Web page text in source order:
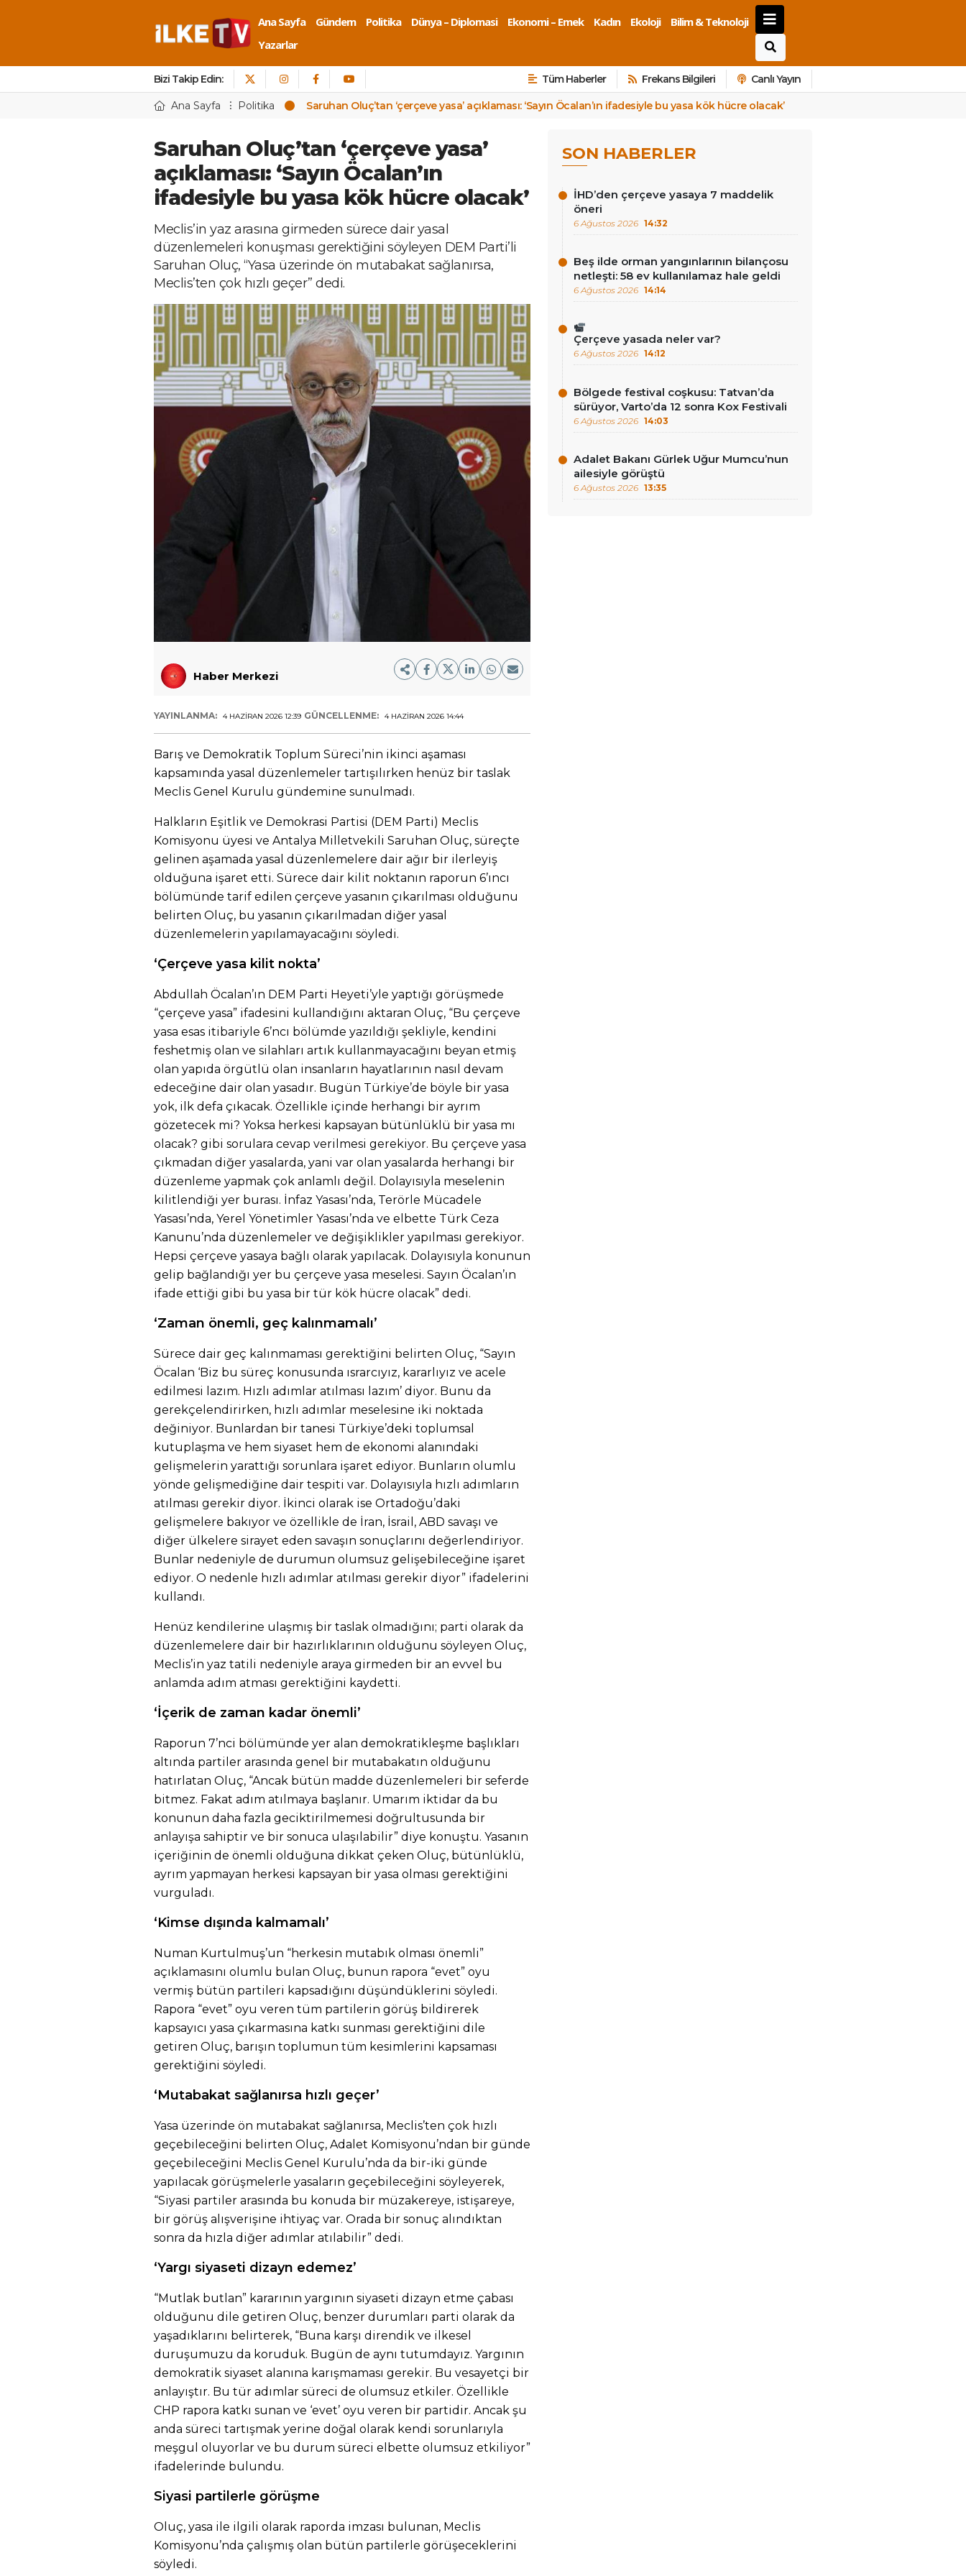
Ana Sayfa Gündem Politika Dünya – Diplomasi Ekonomi – Emek Kadın Ekoloji
Bilim & Teknoloji
Yazarlar
Bizi Takip Edin: Tüm Haberler Frekans Bilgileri Canlı Yayın
Ana Sayfa Politika Saruhan Oluç’tan ‘çerçeve yasa’ açıklaması: ‘Sayın Öcalan’ın ifadesiyle bu yasa kök hücre olacak’
Saruhan Oluç’tan ‘çerçeve yasa’
açıklaması: ‘Sayın Öcalan’ın
ifadesiyle bu yasa kök hücre olacak’
Meclis’in yaz arasına girmeden sürece dair yasal
düzenlemeleri konuşması gerektiğini söyleyen DEM Parti’li
Saruhan Oluç, “Yasa üzerinde ön mutabakat sağlanırsa,
Meclis’ten çok hızlı geçer” dedi.
Haber Merkezi
YAYINLANMA: 4 HAZIRAN 2026 12:39 GÜNCELLENME: 4 HAZIRAN 2026 14:44
Barış ve Demokratik Toplum Süreci’nin ikinci aşaması
kapsamında yasal düzenlemeler tartışılırken henüz bir taslak
Meclis Genel Kurulu gündemine sunulmadı.
Halkların Eşitlik ve Demokrasi Partisi (DEM Parti) Meclis
Komisyonu üyesi ve Antalya Milletvekili Saruhan Oluç, süreçte
gelinen aşamada yasal düzenlemelere dair ağır bir ilerleyiş
olduğuna işaret etti. Sürece dair kilit noktanın raporun 6’ıncı
bölümünde tarif edilen çerçeve yasanın çıkarılması olduğunu
belirten Oluç, bu yasanın çıkarılmadan diğer yasal
düzenlemelerin yapılamayacağını söyledi.
‘Çerçeve yasa kilit nokta’
Abdullah Öcalan’ın DEM Parti Heyeti’yle yaptığı görüşmede
“çerçeve yasa” ifadesini kullandığını aktaran Oluç, “Bu çerçeve
yasa esas itibariyle 6’ncı bölümde yazıldığı şekliyle, kendini
feshetmiş olan ve silahları artık kullanmayacağını beyan etmiş
olan yapıda örgütlü olan insanların hayatlarının nasıl devam
edeceğine dair olan yasadır. Bugün Türkiye’de böyle bir yasa
yok, ilk defa çıkacak. Özellikle içinde herhangi bir ayrım
gözetecek mi? Yoksa herkesi kapsayan bütünlüklü bir yasa mı
olacak? gibi sorulara cevap verilmesi gerekiyor. Bu çerçeve yasa
çıkmadan diğer yasalarda, yani var olan yasalarda herhangi bir
düzenleme yapmak çok anlamlı değil. Dolayısıyla meselenin
kilitlendiği yer burası. İnfaz Yasası’nda, Terörle Mücadele
Yasası’nda, Yerel Yönetimler Yasası’nda ve elbette Türk Ceza
Kanunu’nda düzenlemeler ve değişiklikler yapılması gerekiyor.
Hepsi çerçeve yasaya bağlı olarak yapılacak. Dolayısıyla konunun
gelip bağlandığı yer bu çerçeve yasa meselesi. Sayın Öcalan’ın
ifade ettiği gibi bu yasa bir tür kök hücre olacak” dedi.
‘Zaman önemli, geç kalınmamalı’
Sürece dair geç kalınmaması gerektiğini belirten Oluç, “Sayın
Öcalan ‘Biz bu süreç konusunda ısrarcıyız, kararlıyız ve acele
edilmesi lazım. Hızlı adımlar atılması lazım’ diyor. Bunu da
gerekçelendirirken, hızlı adımlar meselesine iki noktada
değiniyor. Bunlardan bir tanesi Türkiye’deki toplumsal
kutuplaşma ve hem siyaset hem de ekonomi alanındaki
gelişmelerin yarattığı sorunlara işaret ediyor. Bunların olumlu
yönde gelişmediğine dair tespiti var. Dolayısıyla hızlı adımların
atılması gerekir diyor. İkinci olarak ise Ortadoğu’daki
gelişmelere bakıyor ve özellikle de İran, İsrail, ABD savaşı ve
diğer ülkelere sirayet eden savaşın sonuçlarını değerlendiriyor.
Bunlar nedeniyle de durumun olumsuz gelişebileceğine işaret
ediyor. O nedenle hızlı adımlar atılması gerekir diyor” ifadelerini
kullandı.
Henüz kendilerine ulaşmış bir taslak olmadığını; parti olarak da
düzenlemelere dair bir hazırlıklarının olduğunu söyleyen Oluç,
Meclis’in yaz tatili nedeniyle araya girmeden bir an evvel bu
anlamda adım atması gerektiğini kaydetti.
‘İçerik de zaman kadar önemli’
Raporun 7’nci bölümünde yer alan demokratikleşme başlıkları
altında partiler arasında genel bir mutabakatın olduğunu
hatırlatan Oluç, “Ancak bütün madde düzenlemeleri bir seferde
bitmez. Fakat adım atılmaya başlanır. Umarım iktidar da bu
konunun daha fazla geciktirilmemesi doğrultusunda bir
anlayışa sahiptir ve bir sonuca ulaşılabilir” diye konuştu. Yasanın
içeriğinin de önemli olduğuna dikkat çeken Oluç, bütünlüklü,
ayrım yapmayan herkesi kapsayan bir yasa olması gerektiğini
vurguladı.
‘Kimse dışında kalmamalı’
Numan Kurtulmuş’un “herkesin mutabık olması önemli”
açıklamasını olumlu bulan Oluç, bunun rapora “evet” oyu
vermiş bütün partileri kapsadığını düşündüklerini söyledi.
Rapora “evet” oyu veren tüm partilerin görüş bildirerek
kapsayıcı yasa çıkarmasına katkı sunması gerektiğini dile
getiren Oluç, barışın toplumun tüm kesimlerini kapsaması
gerektiğini söyledi.
‘Mutabakat sağlanırsa hızlı geçer’
Yasa üzerinde ön mutabakat sağlanırsa, Meclis’ten çok hızlı
geçebileceğini belirten Oluç, Adalet Komisyonu’ndan bir günde
geçebileceğini Meclis Genel Kurulu’nda da bir-iki günde
yapılacak görüşmelerle yasaların geçebileceğini söyleyerek,
“Siyasi partiler arasında bu konuda bir müzakereye, istişareye,
bir görüş alışverişine ihtiyaç var. Orada bir sonuç alındıktan
sonra da hızla diğer adımlar atılabilir” dedi.
‘Yargı siyaseti dizayn edemez’
“Mutlak butlan” kararının yargının siyaseti dizayn etme çabası
olduğunu dile getiren Oluç, benzer durumları parti olarak da
yaşadıklarını belirterek, “Buna karşı direndik ve ilkesel
duruşumuzu da koruduk. Bugün de aynı tutumdayız. Yargının
demokratik siyaset alanına karışmaması gerekir. Bu vesayetçi bir
anlayıştır. Bu tür adımlar süreci de olumsuz etkiler. Özellikle
CHP rapora katkı sunan ve ‘evet’ oyu veren bir partidir. Ancak şu
anda süreci tartışmak yerine doğal olarak kendi sorunlarıyla
meşgul oluyorlar ve bu durum süreci elbette olumsuz etkiliyor”
ifadelerinde bulundu.
Siyasi partilerle görüşme
Oluç, yasa ile ilgili olarak raporda imzası bulunan, Meclis
Komisyonu’nda çalışmış olan bütün partilerle görüşeceklerini
söyledi.
SON HABERLER
İHD’den çerçeve yasaya 7 maddelik
öneri
6 Ağustos 2026 14:32
Beş ilde orman yangınlarının bilançosu
netleşti: 58 ev kullanılamaz hale geldi
6 Ağustos 2026 14:14
Çerçeve yasada neler var?
6 Ağustos 2026 14:12
Bölgede festival coşkusu: Tatvan’da
sürüyor, Varto’da 12 sonra Kox Festivali
6 Ağustos 2026 14:03
Adalet Bakanı Gürlek Uğur Mumcu’nun
ailesiyle görüştü
6 Ağustos 2026 13:35